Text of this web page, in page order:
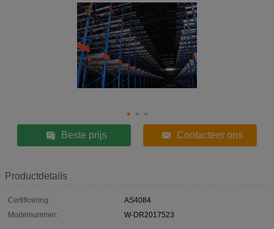
Beste prijs Contacteer ons
Productdetails
Certificering:
AS4084
Modelnummer:
W-DR2017523